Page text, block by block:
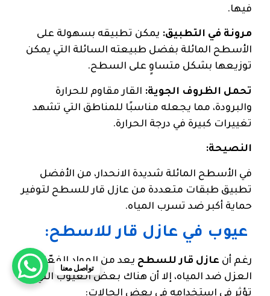
فيها.
مرونة في التطبيق: يمكن تطبيقه بسهولة على
الأسطح المائلة بفضل طبيعته السائلة التي يمكن
توزيعها بشكل متساوٍ على السطح.
تحمل الظروف الجوية: القار مقاوم للحرارة
والبرودة، مما يجعله مناسبًا للمناطق التي تشهد
تغييرات كبيرة في درجة الحرارة.
النصيحة:
في الأسطح المائلة شديدة الانحدار، من الأفضل
تطبيق طبقات متعددة من عازل قار للسطح لتوفير
حماية أكبر ضد تسرب المياه.
عيوب في عازل قار للاسطح:
رغم أن عازل قار للسطح يعد من المواد الفعّالة في
العزل ضد المياه، إلا أن هناك بعض العيوب التي قد
تؤثر في استخدامه في بعض الحالات:
تواصل معنا